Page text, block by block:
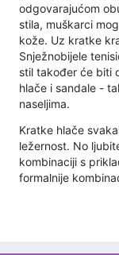
odgovarajućom
stila, muškarci
kože. Uz kratke
Snježnobijele
stil također će biti
hlače i sandale -
naseljima.
Kratke hlače
ležernost. No
kombinaciji s
formalnije